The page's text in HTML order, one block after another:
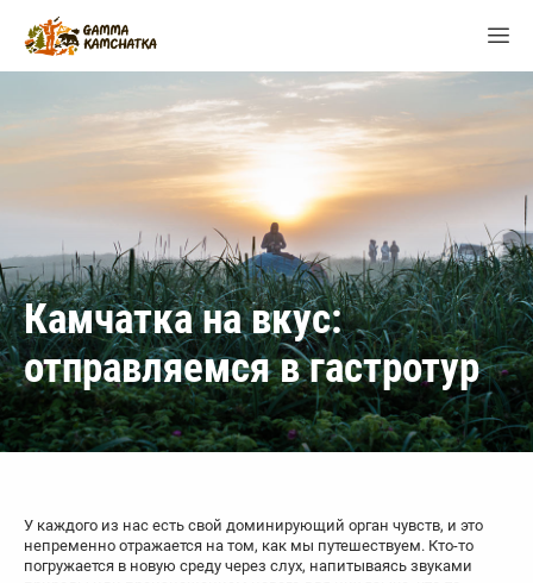
Камчатка на вкус:
отправляемся в гастротур
У каждого из нас есть свой доминирующий орган чувств, и это
непременно отражается на том, как мы путешествуем. Кто-то
погружается в новую среду через слух, напитываясь звуками